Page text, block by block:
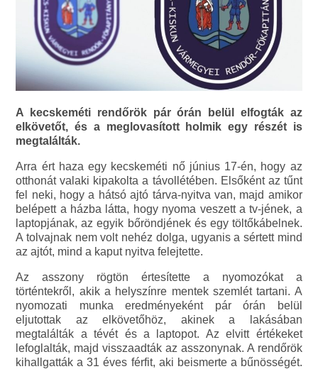
A kecskeméti rendőrök pár órán belül elfogták az
elkövetőt, és a meglovasított holmik egy részét is
megtalálták.
Arra ért haza egy kecskeméti nő június 17-én, hogy az
otthonát valaki kipakolta a távollétében. Elsőként az tűnt
fel neki, hogy a hátsó ajtó tárva-nyitva van, majd amikor
belépett a házba látta, hogy nyoma veszett a tv-jének, a
laptopjának, az egyik bőröndjének és egy töltőkábelnek.
A tolvajnak nem volt nehéz dolga, ugyanis a sértett mind
az ajtót, mind a kaput nyitva felejtette.
Az asszony rögtön értesítette a nyomozókat a
történtekről, akik a helyszínre mentek szemlét tartani. A
nyomozati munka eredményeként pár órán belül
eljutottak az elkövetőhöz, akinek a lakásában
megtalálták a tévét és a laptopot. Az elvitt értékeket
lefoglalták, majd visszaadták az asszonynak. A rendőrök
kihallgatták a 31 éves férfit, aki beismerte a bűnösségét.